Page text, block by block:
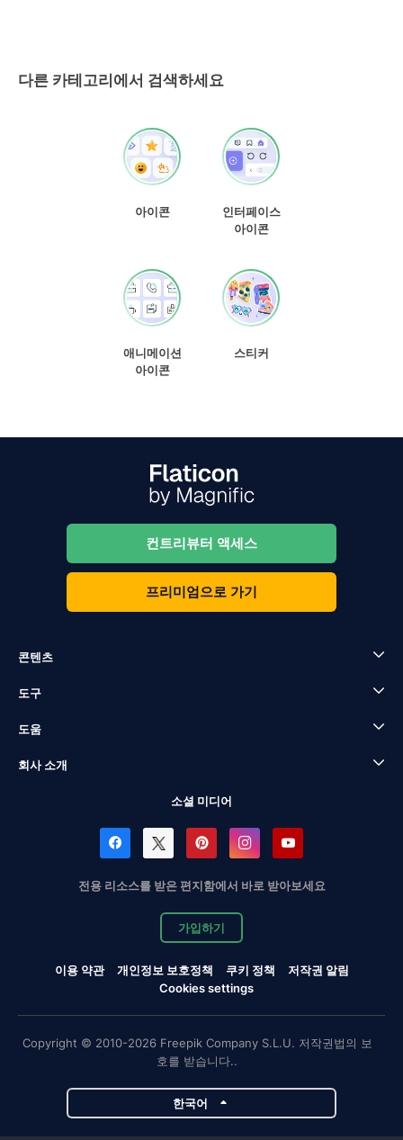
다른 카테고리에서 검색하세요
아이콘
인터페이스
아이콘
애니메이션
아이콘
스티커
컨트리뷰터 액세스
프리미엄으로 가기
콘텐츠
도구
도움
회사 소개
소셜 미디어
전용 리소스를 받은 편지함에서 바로 받아보세요
가입하기
이용 약관 개인정보 보호정책 쿠키 정책
저작권 알림
Cookies settings
Copyright © 2010-2026 Freepik Company S.L.U. 저작권법의 보
호를 받습니다..
한국어